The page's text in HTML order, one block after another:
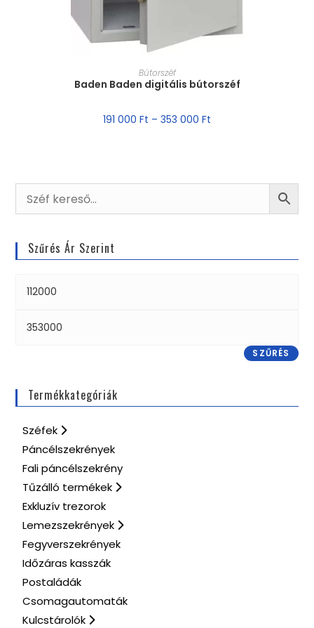
MÉRET VÁLASZTÁSA
Bútorszéf
Baden Baden digitális bútorszéf
191 000 Ft – 353 000 Ft
Szűrés Ár Szerint
SZŰRÉS
Termékkategóriák
Széfek
Páncélszekrények
Fali páncélszekrény
Tűzálló termékek
Exkluzív trezorok
Lemezszekrények
Fegyverszekrények
Időzáras kasszák
Postaládák
Csomagautomaták
Kulcstárolók